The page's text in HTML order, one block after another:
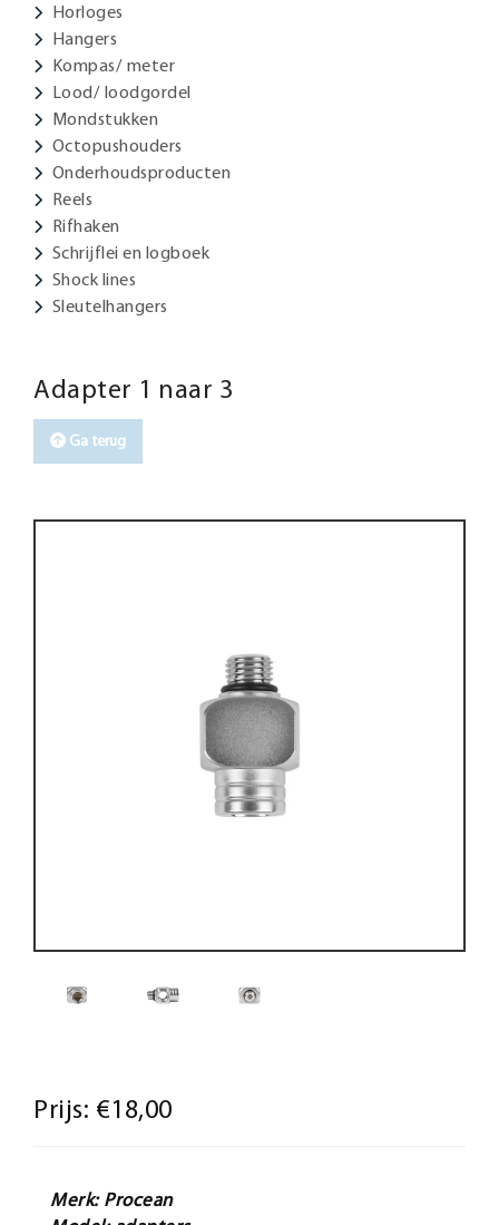
Horloges
Hangers
Kompas/ meter
Lood/ loodgordel
Mondstukken
Octopushouders
Onderhoudsproducten
Reels
Rifhaken
Schrijflei en logboek
Shock lines
Sleutelhangers
Adapter 1 naar 3
Ga terug
Prijs: €18,00
Merk: Procean